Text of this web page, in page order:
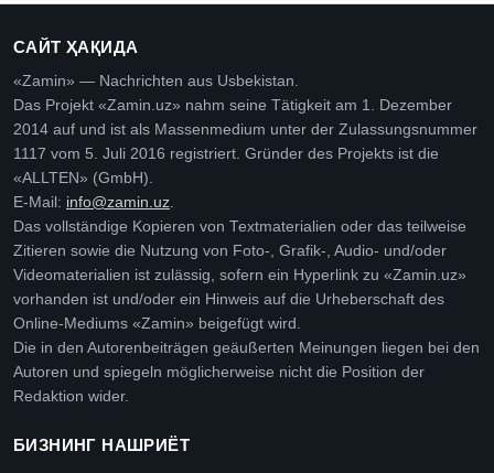
САЙТ ҲАҚИДА
«Zamin» — Nachrichten aus Usbekistan.
Das Projekt «Zamin.uz» nahm seine Tätigkeit am 1. Dezember
2014 auf und ist als Massenmedium unter der Zulassungsnummer
1117 vom 5. Juli 2016 registriert. Gründer des Projekts ist die
«ALLTEN» (GmbH).
E-Mail: info@zamin.uz.
Das vollständige Kopieren von Textmaterialien oder das teilweise
Zitieren sowie die Nutzung von Foto-, Grafik-, Audio- und/oder
Videomaterialien ist zulässig, sofern ein Hyperlink zu «Zamin.uz»
vorhanden ist und/oder ein Hinweis auf die Urheberschaft des
Online-Mediums «Zamin» beigefügt wird.
Die in den Autorenbeiträgen geäußerten Meinungen liegen bei den
Autoren und spiegeln möglicherweise nicht die Position der
Redaktion wider.
БИЗНИНГ НАШРИЁТ